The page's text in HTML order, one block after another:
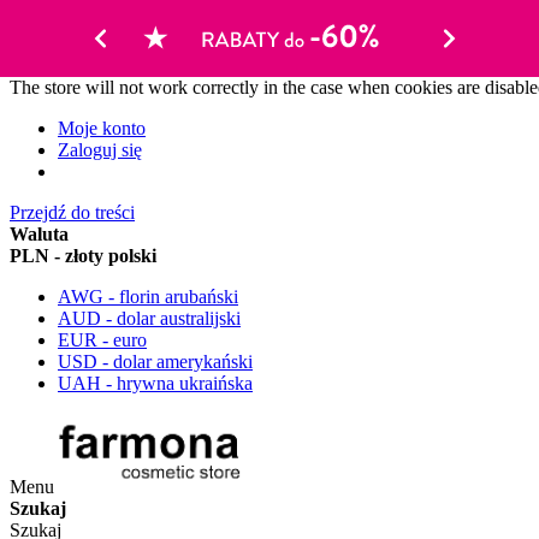
The store will not work correctly in the case when cookies are
Moje konto
Zaloguj się
Przejdź do treści
Waluta
PLN - złoty polski
AWG - florin arubański
AUD - dolar australijski
EUR - euro
USD - dolar amerykański
UAH - hrywna ukraińska
Menu
Szukaj
Szukaj